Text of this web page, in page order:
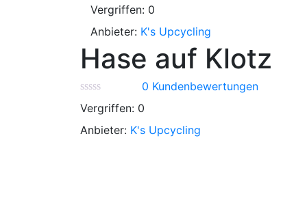
Vergriffen: 0
Anbieter: K's Upcycling
Hase auf Klotz
0 Kundenbewertungen
Vergriffen: 0
Anbieter: K's Upcycling